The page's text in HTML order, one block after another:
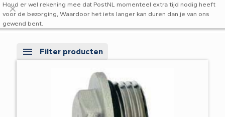
Houd er wel rekening mee dat PostNL momenteel extra tijd nodig heeft
voor de bezorging, Waardoor het iets langer kan duren dan je van ons
gewend bent.
✕
Filter producten